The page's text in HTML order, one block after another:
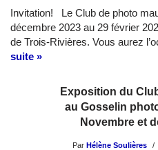
Invitation! Le Club de photo
décembre 2023 au 29 février
de Trois-Rivières. Vous aurez
suite »
Exposition du
au Gosselin
Novembre et
Par Hélène Soulières